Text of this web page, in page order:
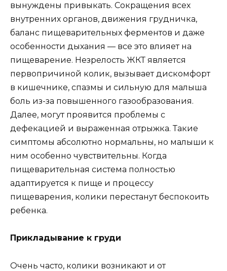
вынуждены привыкать. Сокращения всех
внутренних органов, движения грудничка,
баланс пищеварительных ферментов и даже
особенности дыхания — все это влияет на
пищеварение. Незрелость ЖКТ является
первопричиной колик, вызывает дискомфорт
в кишечнике, спазмы и сильную для малыша
боль из-за повышенного газообразования.
Далее, могут проявится проблемы с
дефекацией и выраженная отрыжка. Такие
симптомы абсолютно нормальны, но малыши к
ним особенно чувствительны. Когда
пищеварительная система полностью
адаптируется к пище и процессу
пищеварения, колики перестанут беспокоить
ребенка.
Прикладывание к груди
Очень часто, колики возникают и от